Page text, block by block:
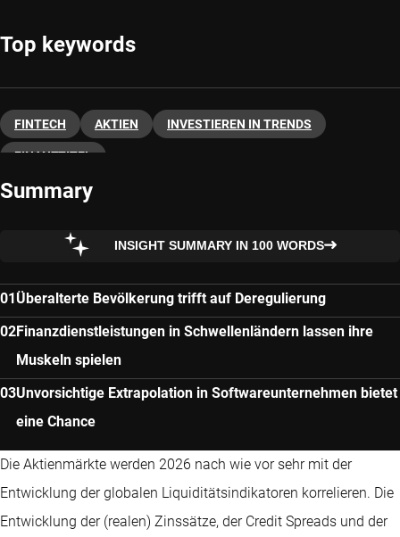
Top keywords
FINTECH AKTIEN INVESTIEREN IN TRENDS
FINANZTITEL
Summary
INSIGHT SUMMARY IN 100 WORDS
Überalterte Bevölkerung trifft auf Deregulierung
Finanzdienstleistungen in Schwellenländern lassen ihre
Muskeln spielen
Unvorsichtige Extrapolation in Softwareunternehmen bietet
eine Chance
Die Aktienmärkte werden 2026 nach wie vor sehr mit der
Entwicklung der globalen Liquiditätsindikatoren korrelieren. Die
Entwicklung der (realen) Zinssätze, der Credit Spreads und der